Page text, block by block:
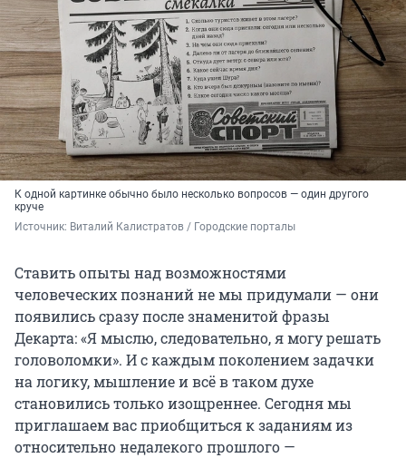
К одной картинке обычно было несколько вопросов — один другого
круче
Источник: Виталий Калистратов / Городские порталы
Ставить опыты над возможностями
человеческих познаний не мы придумали — они
появились сразу после знаменитой фразы
Декарта: «Я мыслю, следовательно, я могу решать
головоломки». И с каждым поколением задачки
на логику, мышление и всё в таком духе
становились только изощреннее. Сегодня мы
приглашаем вас приобщиться к заданиям из
относительно недалекого прошлого —